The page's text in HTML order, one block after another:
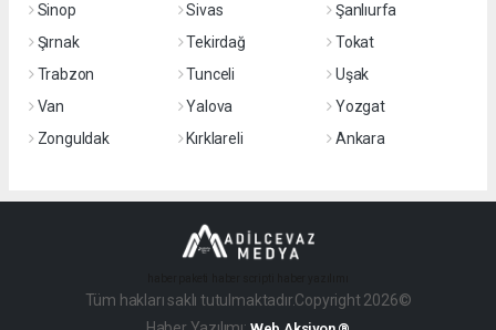
Sinop
Sivas
Şanlıurfa
Şırnak
Tekirdağ
Tokat
Trabzon
Tunceli
Uşak
Van
Yalova
Yozgat
Zonguldak
Kırklareli Ankara
Tüm hakları saklı tutulmaktadır.Copyright 2026©